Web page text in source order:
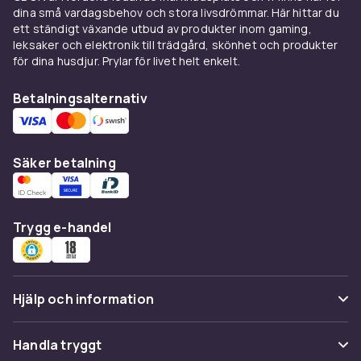
med andra båtar och kustbevakning. Ska du
vara ute i mörker kanFartygslamporockså
vara bra att komplettera med för tryggare
dina små vardagsbehov och stora livsdrömmar. Här hittar du
ett ständigt växande utbud av produkter inom gaming,
leksaker och elektronik till trädgård, skönhet och produkter
för dina husdjur. Prylar för livet helt enkelt.
Betalningsalternativ
Säker betalning
Trygg e-handel
Hjälp och information
Vanliga frågor
Handla tryggt